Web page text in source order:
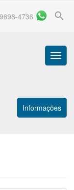
search
4736
Menu
Informações